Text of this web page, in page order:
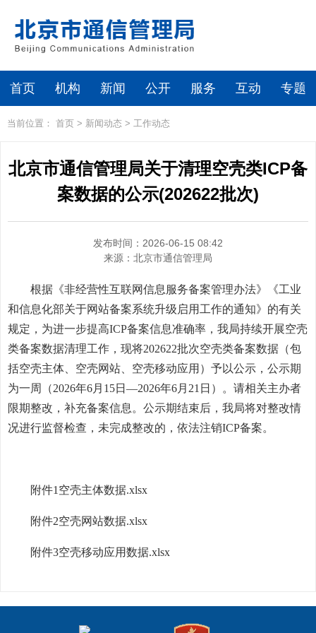
首页 机构 新闻 公开 服务 互动 专题
当前位置： 首页 > 新闻动态 > 工作动态
北京市通信管理局关于清理空壳类ICP备
案数据的公示(202622批次)
发布时间：2026-06-15 08:42
来源： 北京市通信管理局
根据《非经营性互联网信息服务备案管理办法》《工业
和信息化部关于网站备案系统升级启用工作的通知》的有关
规定，为进一步提高ICP备案信息准确率，我局持续开展空壳
类备案数据清理工作，现将202622批次空壳类备案数据（包
括空壳主体、空壳网站、空壳移动应用）予以公示，公示期
为一周（2026年6月15日—2026年6月21日）。请相关主办者
限期整改，补充备案信息。公示期结束后，我局将对整改情
况进行监督检查，未完成整改的，依法注销ICP备案。
附件1空壳主体数据.xlsx
附件2空壳网站数据.xlsx
附件3空壳移动应用数据.xlsx